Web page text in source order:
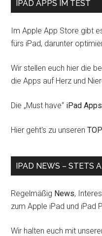
IPAD APPS IM TEST
Im Apple App Store gibt
fürs iPad, darunter
Wir stellen euch hier die
die Apps auf Herz und
Die „Must have“ iPad Apps
Hier geht's zu unseren
IPAD NEWS – STETS
Regelmäßig News,
zum Apple iPad und iPad
Wir halten euch mit